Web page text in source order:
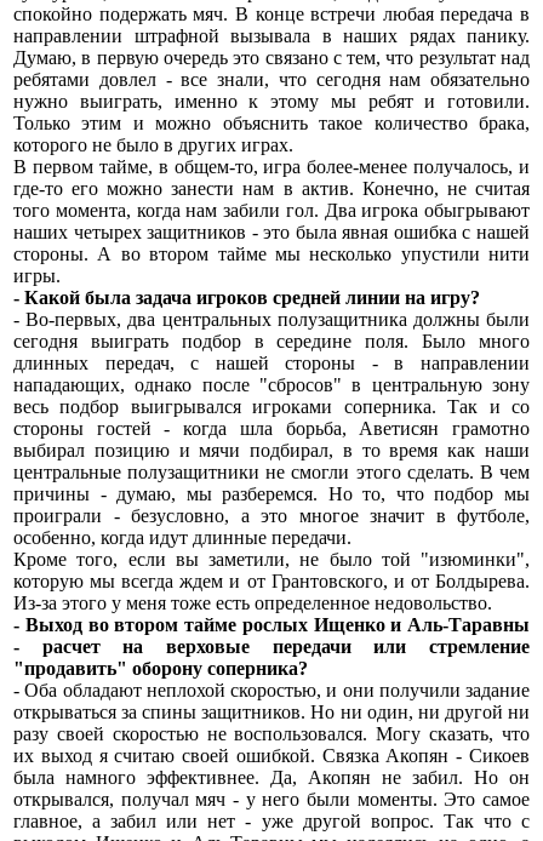
спокойно подержать мяч. В конце встречи любая передача в
направлении штрафной вызывала в наших рядах панику.
Думаю, в первую очередь это связано с тем, что результат над
ребятами довлел - все знали, что сегодня нам обязательно
нужно выиграть, именно к этому мы ребят и готовили.
Только этим и можно объяснить такое количество брака,
которого не было в других играх.
В первом тайме, в общем-то, игра более-менее получалось, и
где-то его можно занести нам в актив. Конечно, не считая
того момента, когда нам забили гол. Два игрока обыгрывают
наших четырех защитников - это была явная ошибка с нашей
стороны. А во втором тайме мы несколько упустили нити
игры.
- Какой была задача игроков средней линии на игру?
- Во-первых, два центральных полузащитника должны были
сегодня выиграть подбор в середине поля. Было много
длинных передач, с нашей стороны - в направлении
нападающих, однако после "сбросов" в центральную зону
весь подбор выигрывался игроками соперника. Так и со
стороны гостей - когда шла борьба, Аветисян грамотно
выбирал позицию и мячи подбирал, в то время как наши
центральные полузащитники не смогли этого сделать. В чем
причины - думаю, мы разберемся. Но то, что подбор мы
проиграли - безусловно, а это многое значит в футболе,
особенно, когда идут длинные передачи.
Кроме того, если вы заметили, не было той "изюминки",
которую мы всегда ждем и от Грантовского, и от Болдырева.
Из-за этого у меня тоже есть определенное недовольство.
- Выход во втором тайме рослых Ищенко и Аль-Таравны
- расчет на верховые передачи или стремление
"продавить" оборону соперника?
- Оба обладают неплохой скоростью, и они получили задание
открываться за спины защитников. Но ни один, ни другой ни
разу своей скоростью не воспользовался. Могу сказать, что
их выход я считаю своей ошибкой. Связка Акопян - Сикоев
была намного эффективнее. Да, Акопян не забил. Но он
открывался, получал мяч - у него были моменты. Это самое
главное, а забил или нет - уже другой вопрос. Так что с